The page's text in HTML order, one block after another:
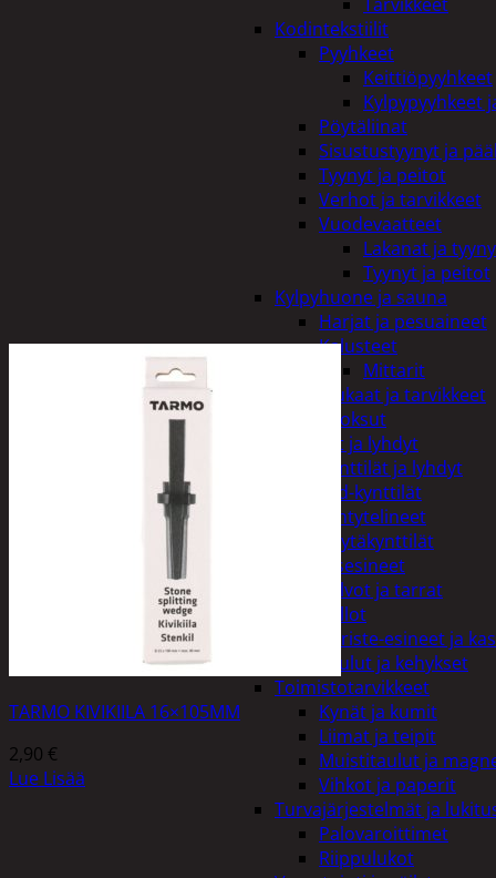
Kodintekstiilit
Pyyhkeet
Keittiöpyyhkeet
Kylpypyyhkeet
Pöytäliinat
Sisustustyynyt ja
Tyynyt ja peitot
Verhot ja tarvikkeet
Vuodevaatteet
Lakanat ja
Tyynyt ja peitot
Kylpyhuone ja sauna
Harjat ja pesuaineet
Kalusteet
Mittarit
Kiukaat ja tarvikkeet
Tuoksut
Kynttilät ja lyhdyt
Kynttilät ja lyhdyt
Led-kynttilät
Lyhtytelineet
Pöytäkynttilät
Sisustusesineet
Kalvot ja tarrat
Kellot
Koriste-esineet ja
Taulut ja kehykset
Toimistotarvikkeet
Kynät ja kumit
Liimat ja teipit
Muistitaulut ja
Vihkot ja paperit
Turvajärjestelmät ja
Palovaroittimet
Riippulukot
TARMO KIVIKIILA 16×105MM
2,90 €
Lue Lisää